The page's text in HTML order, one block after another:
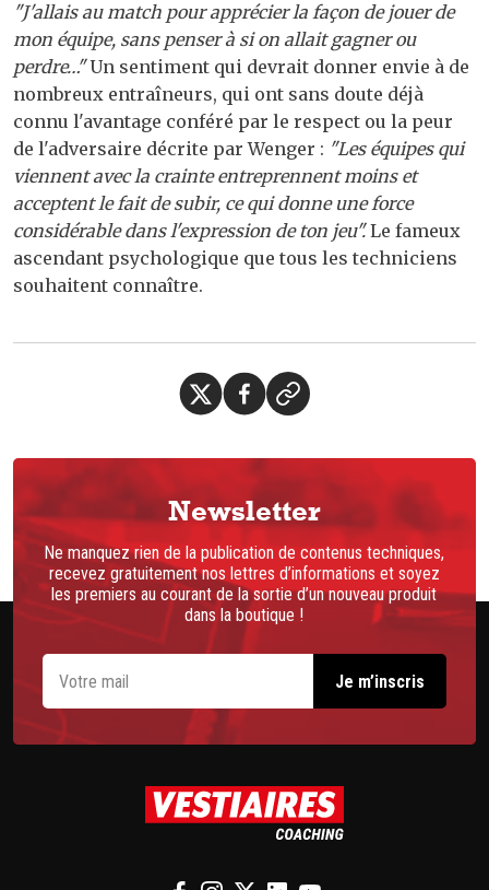
"J'allais au match pour apprécier la façon de jouer de
mon équipe, sans penser à si on allait gagner ou
perdre…"Un sentiment qui devrait donner envie à de
nombreux entraîneurs, qui ont sans doute déjà
connu l'avantage conféré par le respect ou la peur
de l'adversaire décrite par Wenger : "Les équipes qui
viennent avec la crainte entreprennent moins et
acceptent le fait de subir, ce qui donne une force
considérable dans l'expression de ton jeu".Le fameux
ascendant psychologique que tous les techniciens
souhaitent connaître.
Newsletter
Ne manquez rien de la publication de contenus techniques,
recevez gratuitement nos lettres d’informations et soyez
les premiers au courant de la sortie d’un nouveau produit
dans la boutique !